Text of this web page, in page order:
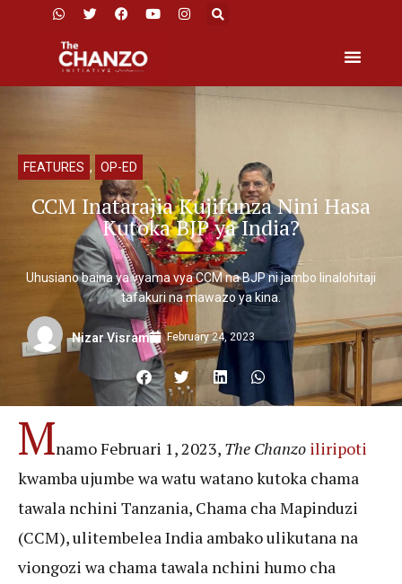
FEATURES , OP-ED
CCM Inatarajia Kujifunza Nini Hasa
Kutoka BJP ya India?
Uhusiano baina ya vyama vya CCM na BJP ni jambo linalohitaji
tafakuri na mawazo ya kina.
Nizar Visram February 24, 2023
Mnamo Februari 1, 2023, The Chanzo iliripoti
kwamba ujumbe wa watu watano kutoka chama
tawala nchini Tanzania, Chama cha Mapinduzi
(CCM), ulitembelea India ambako ulikutana na
viongozi wa chama tawala nchini humo cha